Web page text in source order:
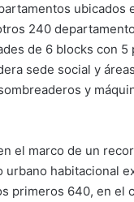
ubicados
240
de 6 blocks con 5
sede social y
y
el marco de un
habitacional
primeros 640, en el